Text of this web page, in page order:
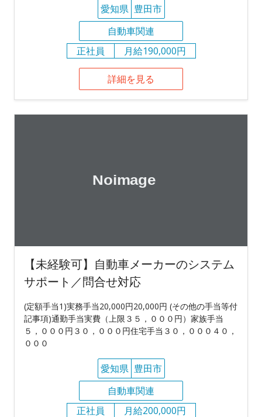
愛知県 豊田市
自動車関連
正社員
月給190,000円
詳細を見る
【未経験可】自動車メーカーのシステム
サポート／問合せ対応
(定額手当1)実務手当20,000円20,000円 (その他の手当等付
記事項)通勤手当実費（上限３５，０００円）家族手当
５，０００円３０，０００円住宅手当３０，０００４０，
０００
愛知県 豊田市
自動車関連
正社員
月給200,000円